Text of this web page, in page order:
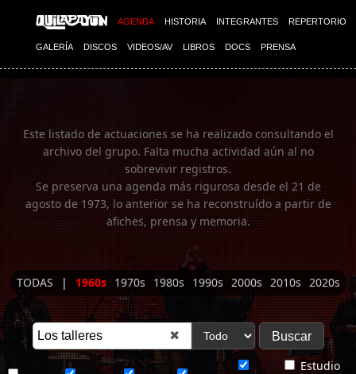
AGENDA HISTORIA INTEGRANTES REPERTORIO
GALERÍA DISCOS VIDEOS/AV LIBROS DOCS PRENSA
Imagen 01
Este listado de actuaciones se ha realizado consultando el
archivo del grupo. Falta mucha actividad aún al no
sobrevivir registros.
Se preserva una agenda más rigurosa desde el 21 de
agosto de 1973, lo anterior se ha reconstruído a partir de
afiches, prensa y memoria.
TODAS | 1960s 1970s 1980s 1990s 2000s 2010s 2020s
✖
Estudio